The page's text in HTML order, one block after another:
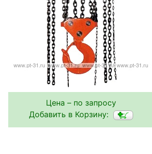
Цена – по запросу
Добавить в Корзину: